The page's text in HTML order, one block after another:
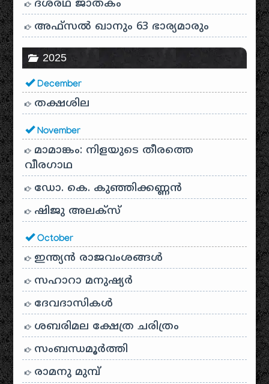
ദശരഥ ജാതകം
അഫ്സൽ ഖാനും 63 ഭാര്യമാരും
2025
December
തക്ഷശില
November
മാമാങ്കം: നിളയുടെ തീരത്തെ
വീരഗാഥ
ഡോ. കെ. കുഞ്ഞിക്കണ്ണൻ
ഷിജു അലക്സ്
October
ഇന്ത്യൻ രാജവംശങ്ങൾ
സഹാറാ മനുഷ്യർ
ദേവദാസികൾ
ശബരിമല ക്ഷേത്ര ചരിത്രം
സംബന്ധമൂർത്തി
രാമനു മുമ്പ്